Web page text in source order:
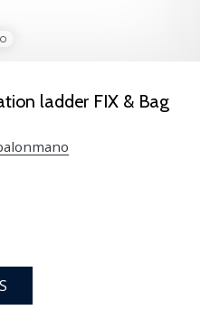
ladder FIX & Bag